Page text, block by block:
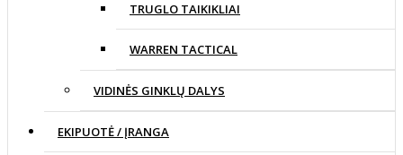
TRUGLO TAIKIKLIAI
WARREN TACTICAL
VIDINĖS GINKLŲ DALYS
EKIPUOTĖ / ĮRANGA